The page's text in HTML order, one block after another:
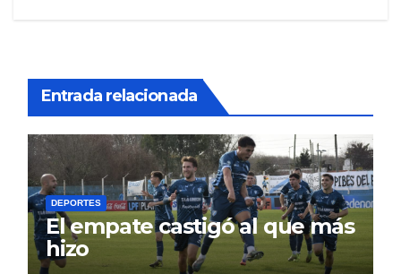
Entrada relacionada
DEPORTES
El empate castigó al que más
hizo